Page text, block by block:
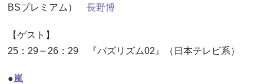
BSプレミアム） 長野博
【ゲスト】
25：29～26：29 『バズリズム02』（日本テレビ系）
●嵐